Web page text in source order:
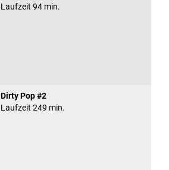
Laufzeit 94 min.
Dirty Pop #2
Laufzeit 249 min.